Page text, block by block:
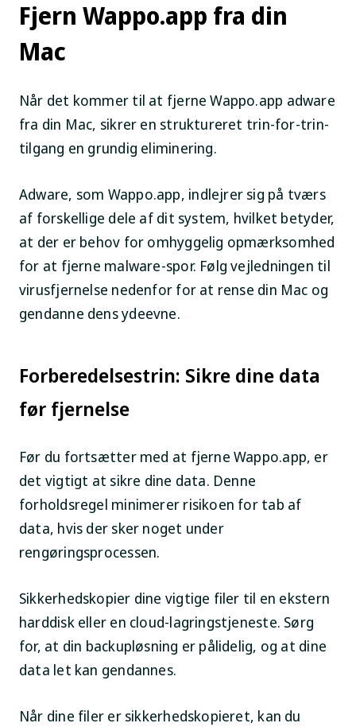
Fjern Wappo.app fra din
Mac
Når det kommer til at fjerne Wappo.app adware
fra din Mac, sikrer en struktureret trin-for-trin-
tilgang en grundig eliminering.
Adware, som Wappo.app, indlejrer sig på tværs
af forskellige dele af dit system, hvilket betyder,
at der er behov for omhyggelig opmærksomhed
for at fjerne malware-spor. Følg vejledningen til
virusfjernelse nedenfor for at rense din Mac og
gendanne dens ydeevne.
Forberedelsestrin: Sikre dine data
før fjernelse
Før du fortsætter med at fjerne Wappo.app, er
det vigtigt at sikre dine data. Denne
forholdsregel minimerer risikoen for tab af
data, hvis der sker noget under
rengøringsprocessen.
Sikkerhedskopier dine vigtige filer til en ekstern
harddisk eller en cloud-lagringstjeneste. Sørg
for, at din backupløsning er pålidelig, og at dine
data let kan gendannes.
Når dine filer er sikkerhedskopieret, kan du